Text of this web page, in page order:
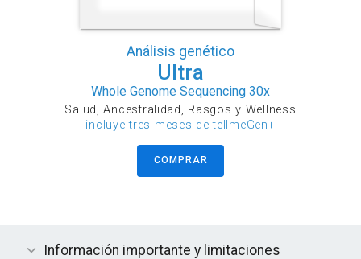
Análisis genético
Ultra
Whole Genome Sequencing 30x
Salud, Ancestralidad, Rasgos y Wellness
incluye tres meses de tellmeGen+
COMPRAR
Información importante y limitaciones